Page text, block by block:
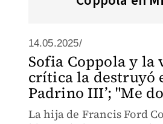
14.05.2025/
Sofia Coppola y la
crítica la destruyó
Padrino III’; "Me
La hija de Francis Ford